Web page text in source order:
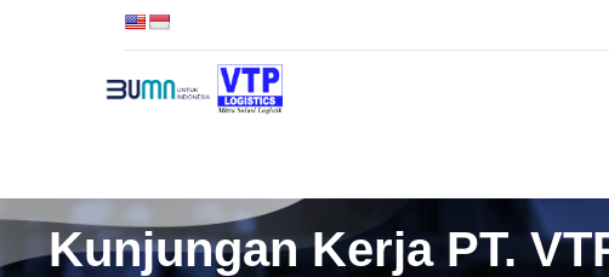
Kunjungan Kerja PT.